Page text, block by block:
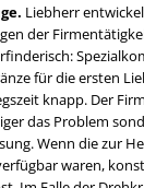
Liebherr
der
für die ersten
knapp. Der
das Problem
Wenn die zur
waren,